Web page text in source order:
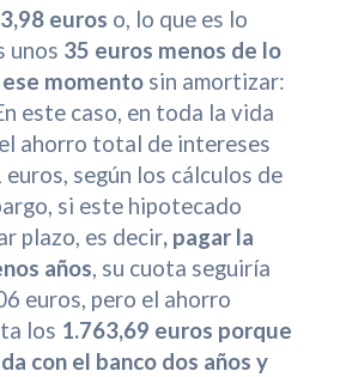
euros o, lo que es lo
unos 35 euros menos de lo
momento sin amortizar:
este caso, en toda la vida
ahorro total de intereses
según los cálculos de
si este hipotecado
plazo, es decir, pagar la
años, su cuota seguiría
euros, pero el ahorro
los 1.763,69 euros porque
con el banco dos años y